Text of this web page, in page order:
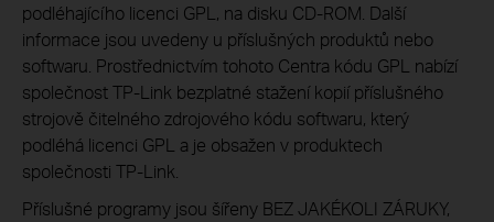
podléhajícího licenci GPL, na disku CD-ROM. Další
informace jsou uvedeny u příslušných produktů nebo
softwaru. Prostřednictvím tohoto Centra kódu GPL nabízí
společnost TP-Link bezplatné stažení kopií příslušného
strojově čitelného zdrojového kódu softwaru, který
podléhá licenci GPL a je obsažen v produktech
společnosti TP-Link.
Příslušné programy jsou šířeny BEZ JAKÉKOLI ZÁRUKY,